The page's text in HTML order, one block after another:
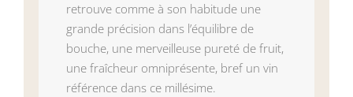
retrouve comme à son habitude une
grande précision dans l’équilibre de
bouche, une merveilleuse pureté de fruit,
une fraîcheur omniprésente, bref un vin
référence dans ce millésime.